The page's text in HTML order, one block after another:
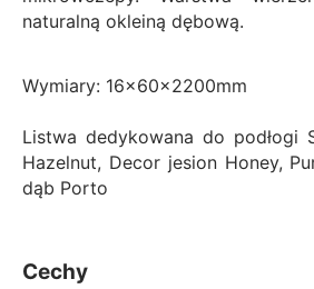
naturalną okleiną dębową.
Wymiary: 16x60x2200mm
Listwa dedykowana do podłogi
Hazelnut, Decor jesion Honey,
dąb Porto
Cechy